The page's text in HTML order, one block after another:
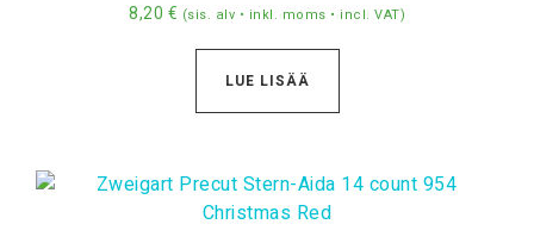
8,20 € (sis. alv • inkl. moms • incl. VAT)
LUE LISÄÄ